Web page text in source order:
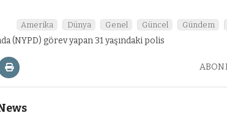
Amerika Dünya Genel Güncel Gündem